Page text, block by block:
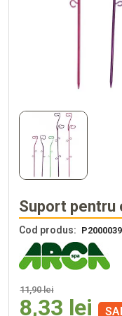
Suport pentru
Cod produs:
11,90 lei
8,33 lei